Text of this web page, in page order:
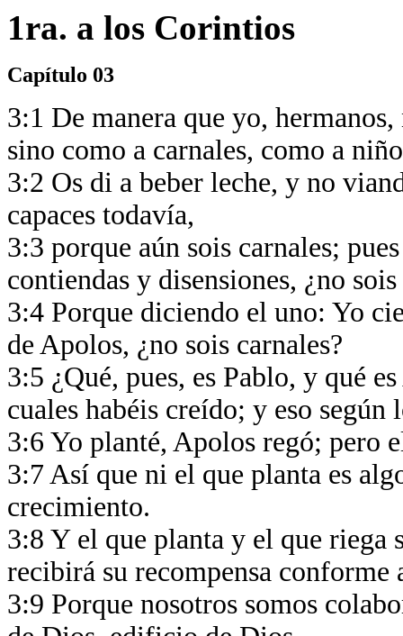
1ra. a los Corintios
Capítulo 03
3:1 De manera que yo,
sino como a carnales, como a
3:2 Os di a beber leche, y no
capaces todavía,
3:3 porque aún sois carnales;
contiendas y disensiones, ¿no
3:4 Porque diciendo el uno: Yo
de Apolos, ¿no sois carnales?
3:5 ¿Qué, pues, es Pablo, y qué
cuales habéis creído; y eso
3:6 Yo planté, Apolos regó; pero
3:7 Así que ni el que planta es
crecimiento.
3:8 Y el que planta y el que riega
recibirá su recompensa conforme
3:9 Porque nosotros somos